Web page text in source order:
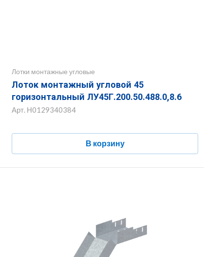
Лотки монтажные угловые
Лоток монтажный угловой 45
горизонтальный ЛУ45Г.200.50.488.0,8.6
Арт. Н0129340384
В корзину